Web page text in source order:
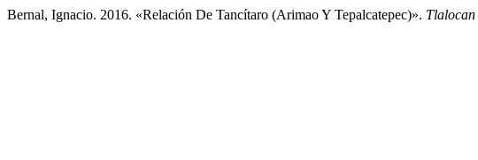
Bernal, Ignacio. 2016. «Relación De Tancítaro (Arimao Y Tepalcatepec)». Tlalocan